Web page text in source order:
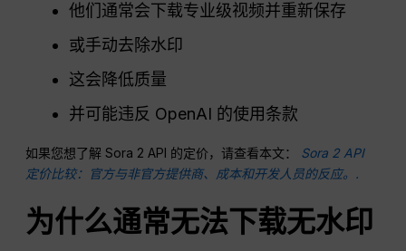
他们通常会下载专业级视频并重新保存
或手动去除水印
这会降低质量
并可能违反 OpenAI 的使用条款
如果您想了解 Sora 2 API 的定价，请查看本文： Sora 2 API
定价比较：官方与非官方提供商、成本和开发人员的反应。.
为什么通常无法下载无水印